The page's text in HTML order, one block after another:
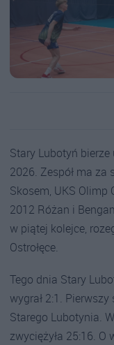
Stary Lubotyń
2026. Zespół ma za
Skosem, UKS Olimp
2012 Różan i
w piątej kolejce,
Ostrołęce.
Tego dnia Stary
wygrał 2:1.
Starego Lubotynia.
zwyciężyła 25:16. O